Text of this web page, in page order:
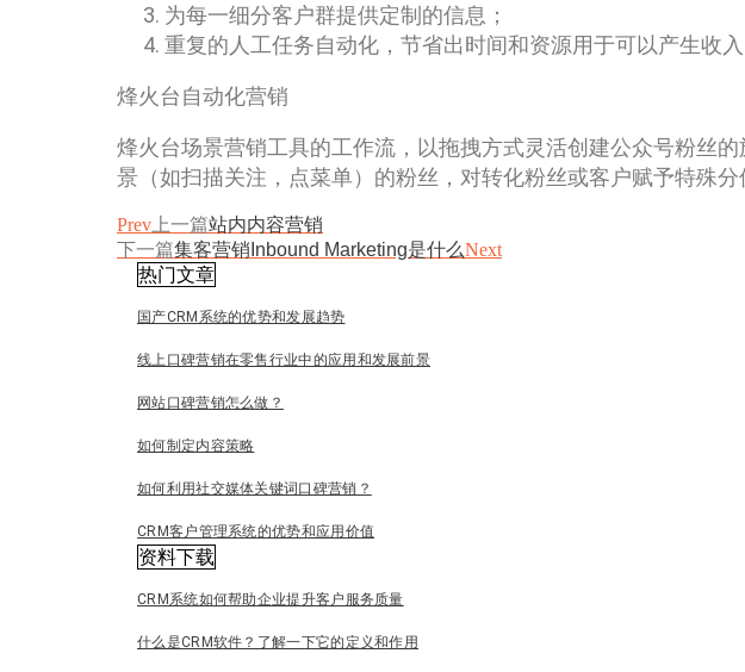
为每一细分客户群提供定制的信息；
重复的人工任务自动化，节省出时间和资源用于可以产生收
烽火台自动化营销
烽火台场景营销工具的工作流，以拖拽方式灵活创建公众号粉丝
景（如扫描关注，点菜单）的粉丝，对转化粉丝或客户赋予特殊分
Prev 上一篇站内内容营销
下一篇集客营销Inbound Marketing是什么Next
热门文章
国产CRM系统的优势和发展趋势
线上口碑营销在零售行业中的应用和发展前景
网站口碑营销怎么做？
如何制定内容策略
如何利用社交媒体关键词口碑营销？
CRM客户管理系统的优势和应用价值
资料下载
CRM系统如何帮助企业提升客户服务质量
什么是CRM软件？了解一下它的定义和作用